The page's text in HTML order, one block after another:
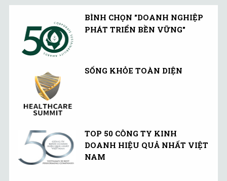
BÌNH CHỌN "DOANH NGHIỆP
PHÁT TRIỂN BỀN VỮNG"
SỐNG KHỎE TOÀN DIỆN
TOP 50 CÔNG TY KINH
DOANH HIỆU QUẢ NHẤT VIỆT
NAM